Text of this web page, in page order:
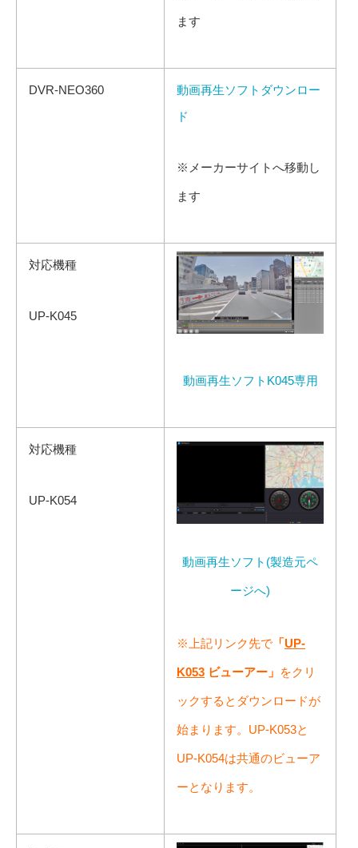
ます
DVR-NEO360
動画再生ソフトダウンロー
ド
※メーカーサイトへ移動し
ます
対応機種
UP-K045
動画再生ソフトK045専用
対応機種
UP-K054
動画再生ソフト(製造元ペ
ージへ)
※上記リンク先で 「 UP-
K053 ビューアー」 をクリ
ックするとダウンロードが
始まります。UP-K053と
UP-K054は共通のビューア
ーとなります。